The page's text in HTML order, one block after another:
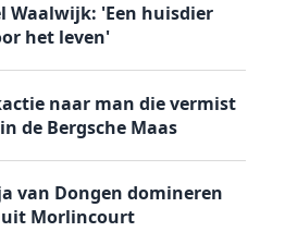
Waalwijk: 'Een huisdier
het leven'
naar man die vermist
de Bergsche Maas
van Dongen domineren
Morlincourt